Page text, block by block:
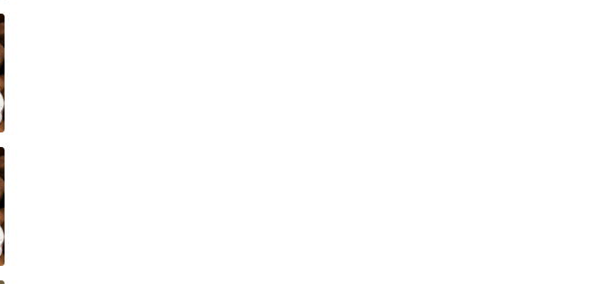
いいね！
いいね！